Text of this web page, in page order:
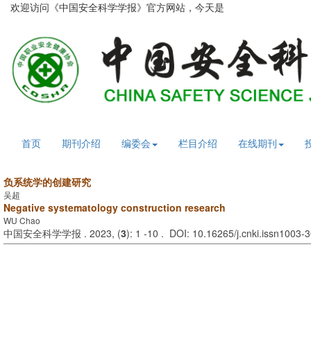
欢迎访问《中国安全科学学报》官方网站，今天是
首页 期刊介绍 编委会 栏目介绍 在线期刊
负系统学的创建研究
吴超
Negative systematology construction research
WU Chao
中国安全科学学报 . 2023, (3): 1 -10 . DOI: 10.16265/j.cnki.issn1003-